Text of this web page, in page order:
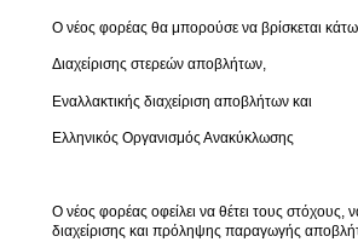
Ο νέος φορέας θα μπορούσε να βρίσκεται
Διαχείρισης στερεών αποβλήτων,
Εναλλακτικής διαχείριση αποβλήτων και
Ελληνικός Οργανισμός Ανακύκλωσης
Ο νέος φορέας οφείλει να θέτει τους στόχους,
διαχείρισης και πρόληψης παραγωγής